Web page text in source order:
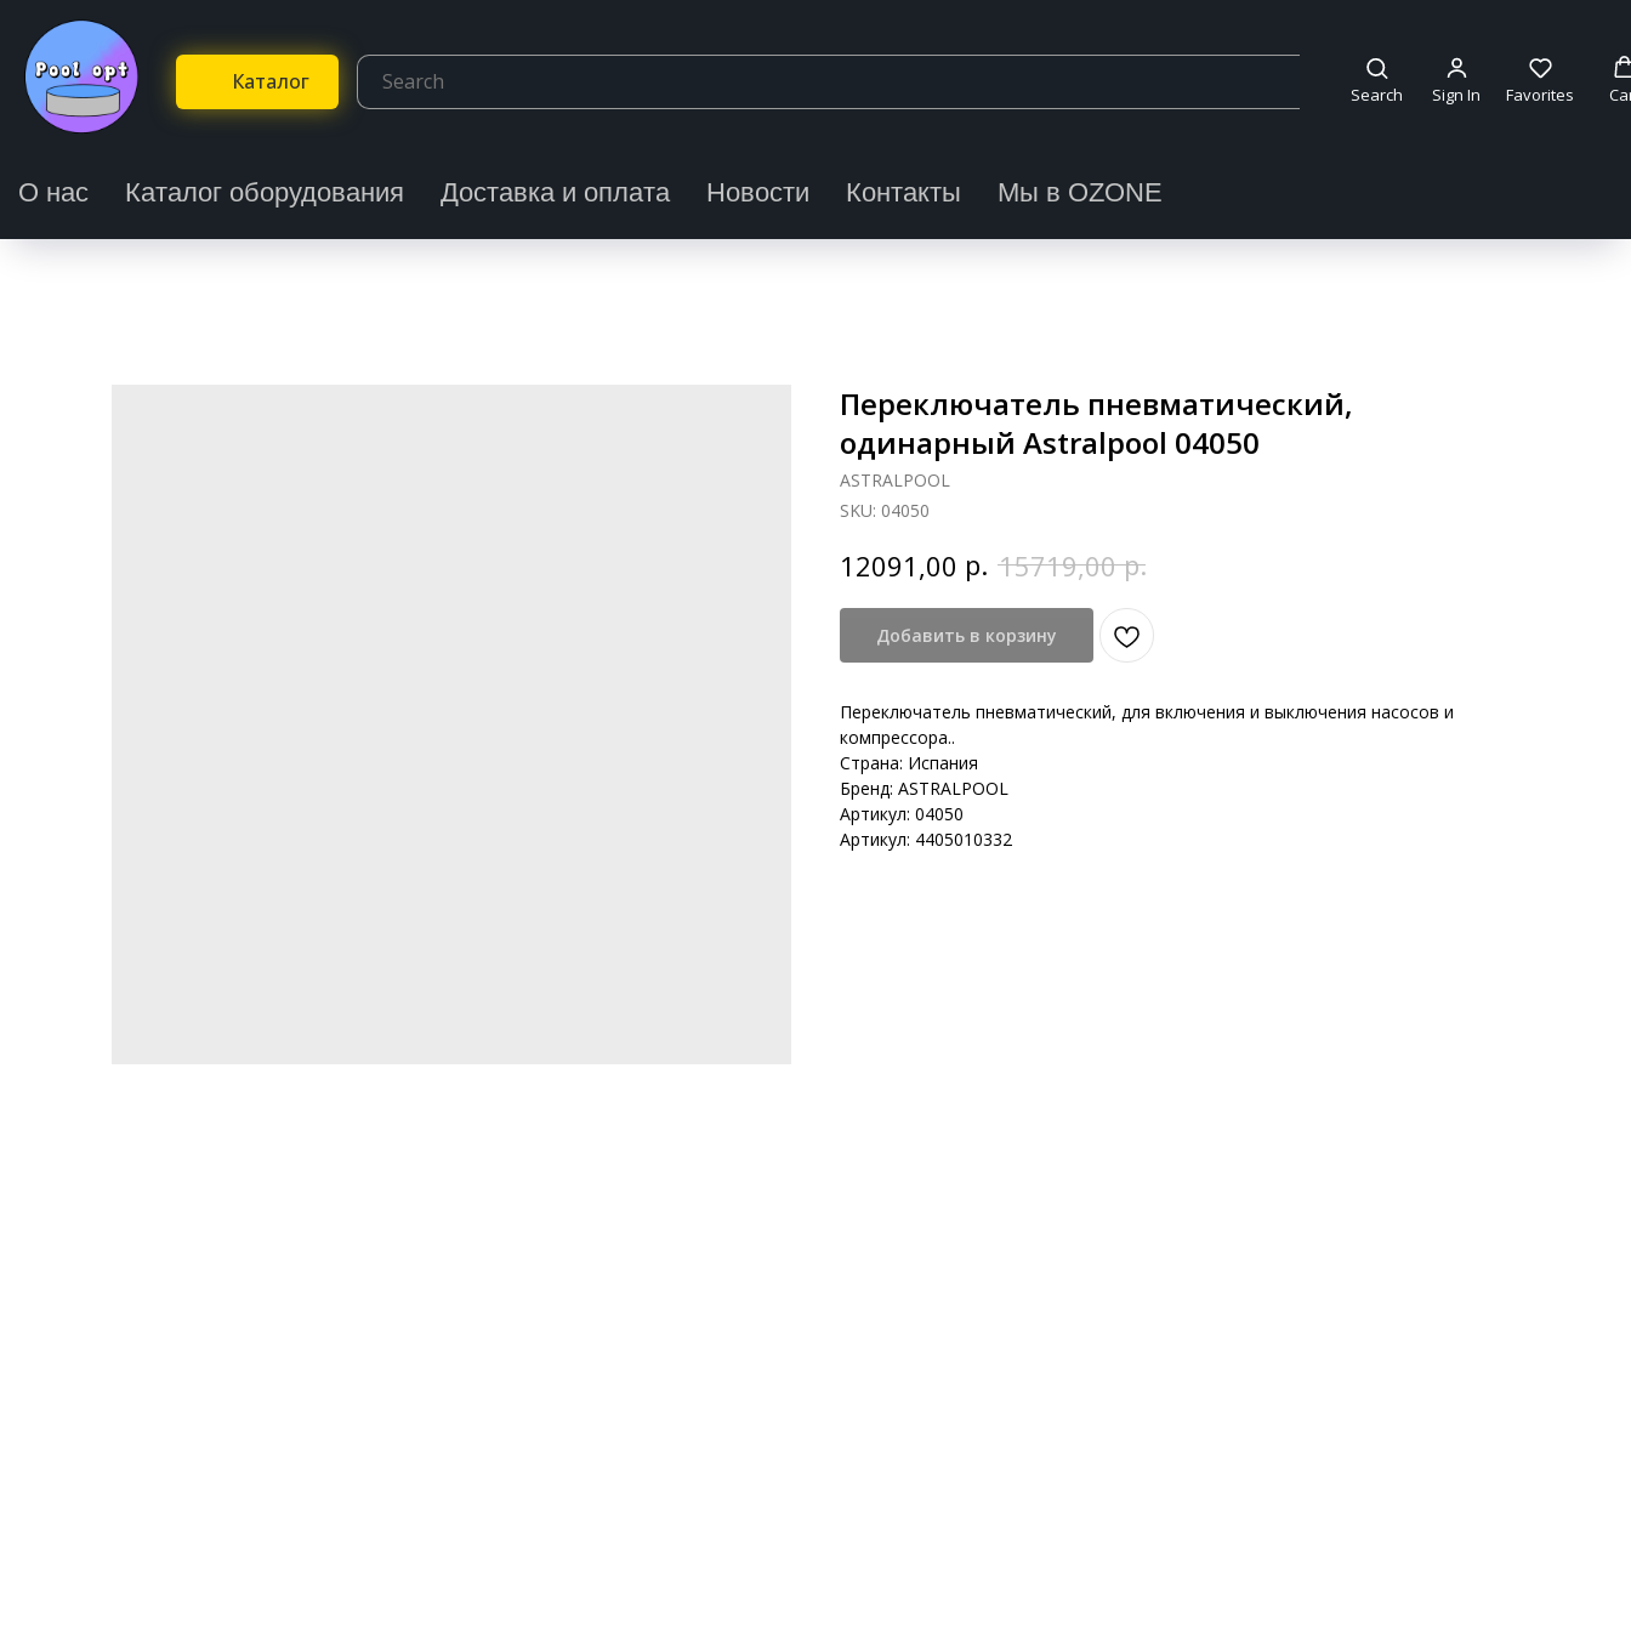
Каталог Search Sign In Favorites
О нас Каталог оборудования Доставка и оплата Новости Контакты Мы в OZONE
Переключатель пневматический,
одинарный Astralpool 04050
ASTRALPOOL
SKU: 04050
12091,00 р. 15719,00 р.
Добавить в корзину
Переключатель пневматический, для включения и выключения насосов и
компрессора..
Страна: Испания
Бренд: ASTRALPOOL
Артикул: 04050
Артикул: 4405010332